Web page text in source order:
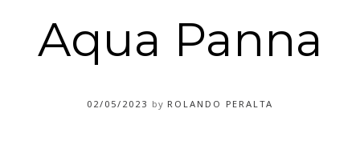
Aqua Panna
02/05/2023 by ROLANDO PERALTA